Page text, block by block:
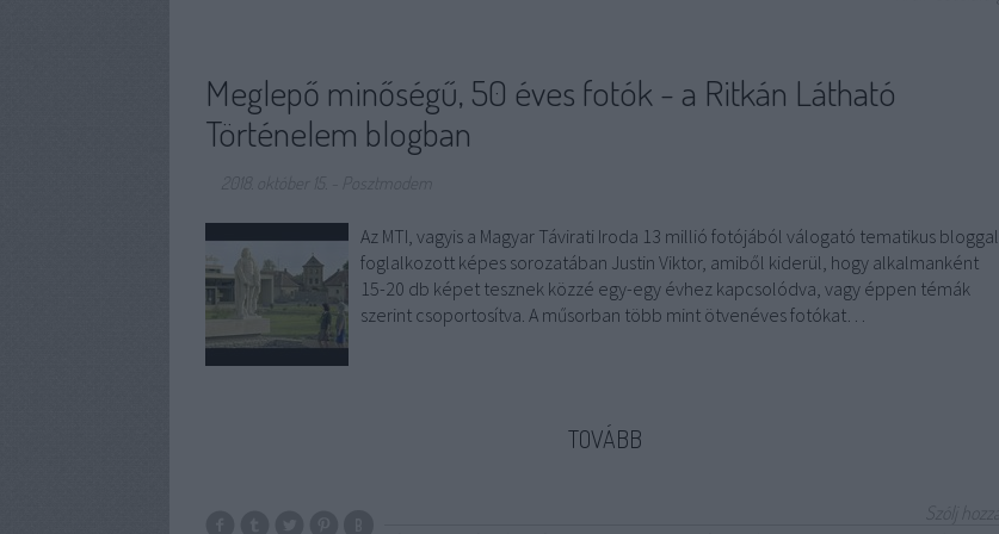
Meglepő minőségű, 50 éves fotók - a Ritkán Látható
Történelem blogban
2018. október 15. Posztmodem
Az MTI, vagyis a Magyar Távirati Iroda 13 millió fotójából válogató tematikus bloggal
foglalkozott képes sorozatában Justin Viktor, amiből kiderül, hogy alkalmanként
15-20 db képet tesznek közzé egy-egy évhez kapcsolódva, vagy éppen témák
szerint csoportosítva. A műsorban több mint ötvenéves fotókat…
TOVÁBB
Szólj hozzá!